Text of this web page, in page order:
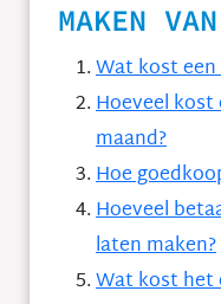
MAKEN
Wat kost
Hoeveel
maand?
Hoe
Hoeveel
laten maken?
Wat kost het